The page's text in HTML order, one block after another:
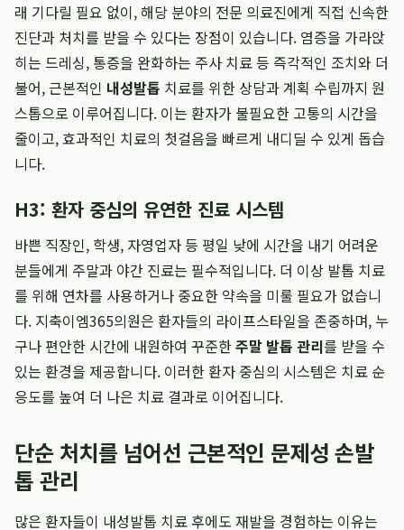
래 기다릴 필요 없이, 해당 분야의 전문 의료진에게 직접 신속한
진단과 처치를 받을 수 있다는 장점이 있습니다. 염증을 가라앉
히는 드레싱, 통증을 완화하는 주사 치료 등 즉각적인 조치와 더
불어, 근본적인 내성발톱 치료를 위한 상담과 계획 수립까지 원
스톱으로 이루어집니다. 이는 환자가 불필요한 고통의 시간을
줄이고, 효과적인 치료의 첫걸음을 빠르게 내디딜 수 있게 돕습
니다.
H3: 환자 중심의 유연한 진료 시스템
바쁜 직장인, 학생, 자영업자 등 평일 낮에 시간을 내기 어려운
분들에게 주말과 야간 진료는 필수적입니다. 더 이상 발톱 치료
를 위해 연차를 사용하거나 중요한 약속을 미룰 필요가 없습니
다. 지축이엠365의원은 환자들의 라이프스타일을 존중하며, 누
구나 편안한 시간에 내원하여 꾸준한주말 발톱 관리를 받을 수
있는 환경을 제공합니다. 이러한 환자 중심의 시스템은 치료 순
응도를 높여 더 나은 치료 결과로 이어집니다.
단순 처치를 넘어선 근본적인 문제성 손발
톱 관리
많은 환자들이 내성발톱 치료 후에도 재발을 경험하는 이유는